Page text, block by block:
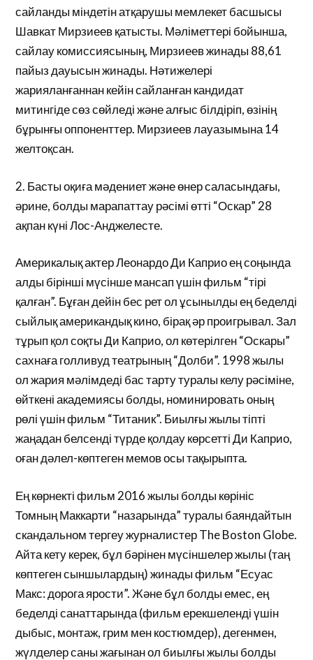
сайланды міндетін атқарушы мемлекет басшысы
Шавкат Мирзиеев қатысты. Мәліметтері бойынша,
сайлау комиссиясының, Мирзиеев жинады 88,61
пайыз дауысын жинады. Нәтижелері
жарияланғаннан кейін сайланған кандидат
митингіде сөз сөйледі және алғыс білдіріп, өзінің
бұрынғы оппоненттер. Мирзиеев лауазымына 14
желтоқсан.
2. Басты оқиға мәдениет және өнер саласындағы,
әрине, болды марапаттау рәсімі өтті “Оскар” 28
ақпан күні Лос-Анджелесте.
Америкалық актер Леонардо Ди Каприо ең соңында
алды бірінші мүсінше мансап үшін фильм “тірі
қалған”. Бұған дейін бес рет ол ұсынылды ең беделді
сыйлық американдық кино, бірақ әр проигрывал. Зал
тұрып қол соқты Ди Каприо, ол көтерілген “Оскары”
сахнаға голливуд театрының “Долби”. 1998 жылы
ол жария мәлімдеді бас тарту туралы келу рәсіміне,
өйткені академиясы болды, номинировать оның
рөлі үшін фильм “Титаник”. Биылғы жылы тіпті
жаңадан белсенді түрде қолдау көрсетті Ди Каприо,
оған дәлел-көптеген мемов осы тақырыпта.
Ең көрнекті фильм 2016 жылы болды көрініс
Томның Маккарти “назарында” туралы баяндайтын
скандальном тергеу журналистер The Boston Globe.
Айта кету керек, бұл бәрінен мүсіншелер жылы (таң
көптеген сыншылардың) жинады фильм “Есуас
Макс: дорога ярости”. Және бұл болды емес, ең
беделді санаттарында (фильм ерекшеленді үшін
дыбыс, монтаж, грим мен костюмдер), дегенмен,
жүлделер саны жағынан ол биылғы жылы болды